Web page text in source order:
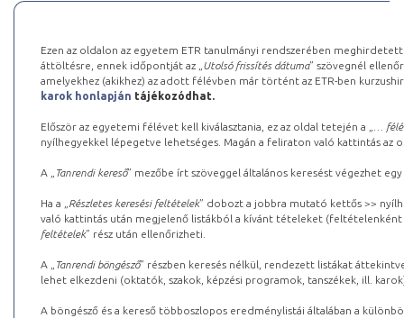
Ezen az oldalon az egyetem ETR tanulmányi rendszerében
áttöltésre, ennek időpontját az „ Utolsó frissítés dátuma” szövegnél
amelyekhez (akikhez) az adott félévben már történt az ETR-ben
karok honlapján tájékozódhat.
Először az egyetemi félévet kell kiválasztania, ez az oldal tetején a „
…
nyílhegyekkel lépegetve lehetséges. Magán a feliraton való kattintás az
A „ Tanrendi kereső” mezőbe írt szöveggel általános keresést végezhet
Ha a „ Részletes keresési feltételek” dobozt a jobbra mutató kettős >>
való kattintás után megjelenő listákból a kívánt tételeket (feltételenként
feltételek” rész után ellenőrizheti.
A „ Tanrendi böngésző” részben keresés nélkül, rendezett listákat
lehet elkezdeni (oktatók, szakok, képzési programok, tanszékek, ill.
A böngésző és a kereső többoszlopos eredménylistái általában a